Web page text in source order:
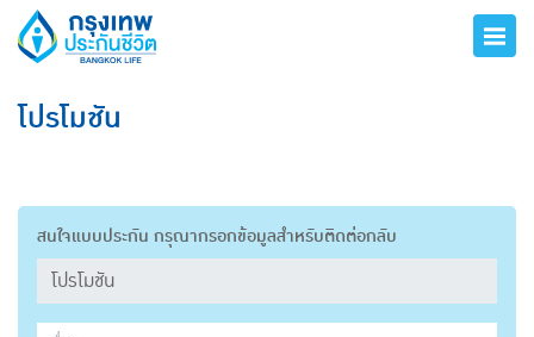
โปรโมชัน
สนใจแบบประกัน กรุณากรอกข้อมูลสำหรับติดต่อกลับ